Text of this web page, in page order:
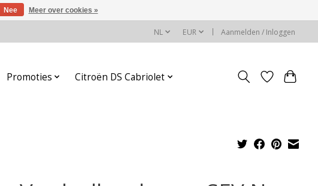
NL EUR Aanmelden / Inloggen
Promoties Citroën DS Cabriolet
Nee Meer over cookies »